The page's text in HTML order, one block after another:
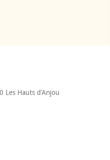
Les Hauts d'Anjou